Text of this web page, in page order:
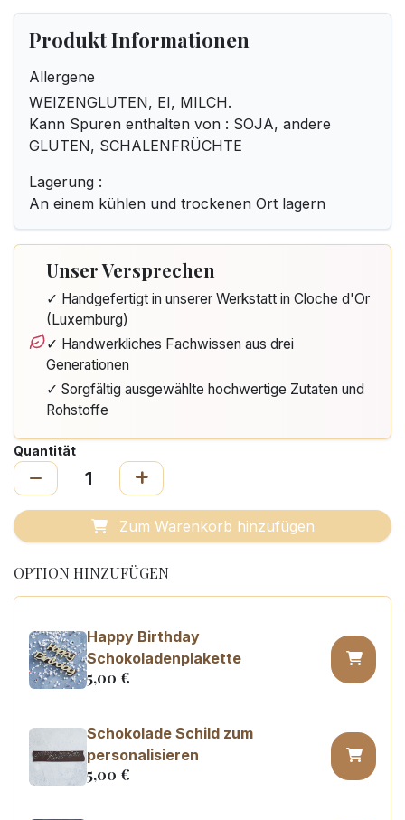
Produkt Informationen
Allergene
WEIZENGLUTEN, EI, MILCH.
Kann Spuren enthalten von : SOJA, andere
GLUTEN, SCHALENFRÜCHTE
Lagerung :
An einem kühlen und trockenen Ort lagern
Unser Versprechen
✓ Handgefertigt in unserer Werkstatt in Cloche d'Or
(Luxemburg)
✓ Handwerkliches Fachwissen aus drei
Generationen
✓ Sorgfältig ausgewählte hochwertige Zutaten und
Rohstoffe
Quantität
Zum Warenkorb hinzufügen
OPTION HINZUFÜGEN
Happy Birthday
Schokoladenplakette
5,00 €
Schokolade Schild zum
personalisieren
5,00 €